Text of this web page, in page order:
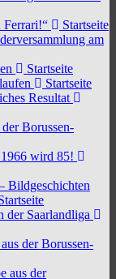
Ferrari!“
Startseite
am
Startseite
Startseite
Resultat
Borussen-
wird 85!
Bildgeschichten
der Saarlandliga
der Borussen-
aus der